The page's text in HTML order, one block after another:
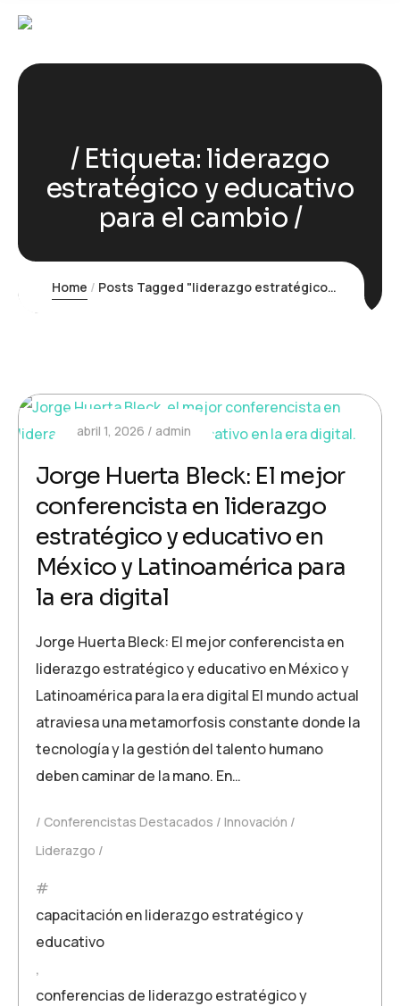
Etiqueta: liderazgo
estratégico y educativo
para el cambio
Home Posts Tagged "liderazgo estratégico y educativo para el cambio"
abril 1, 2026 admin
Jorge Huerta Bleck: El mejor
conferencista en liderazgo
estratégico y educativo en
México y Latinoamérica para
la era digital
Jorge Huerta Bleck: El mejor conferencista en
liderazgo estratégico y educativo en México y
Latinoamérica para la era digital El mundo actual
atraviesa una metamorfosis constante donde la
tecnología y la gestión del talento humano
deben caminar de la mano. En…
Conferencistas Destacados
Innovación
Liderazgo
capacitación en liderazgo estratégico y
educativo
,
conferencias de liderazgo estratégico y